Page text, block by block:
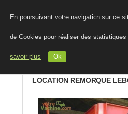
En poursuivant votre navigation sur ce
de Cookies pour réaliser des
savoir plus Ok
LOCATION REMORQUE